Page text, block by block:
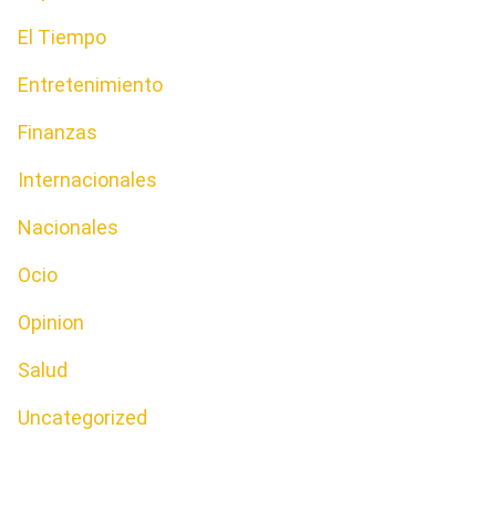
El Tiempo
Entretenimiento
Finanzas
Internacionales
Nacionales
Ocio
Opinion
Salud
Uncategorized